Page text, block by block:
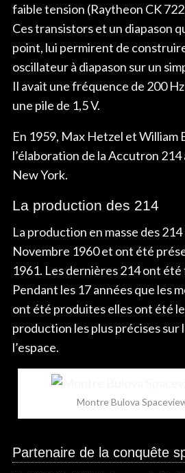
faible tension (Raytheon CK
Ces transistors et un diapason
point, lui permirent de
oscillateur à diapason sur un
Il avait une fréquence de 200
une pile de 1,5 V.
En 1959, Max Hetzel et
l’élaboration de la Accutron 214
New York.
La production des 214
La production en masse des
Novembre 1960 et ont été
1961. Les dernières 214 ont
Pendant les 17 années que les
ont été produites elles ont été
production les plus précises sur
l’espace.
Montre Bulova
Partenaire de la conquête